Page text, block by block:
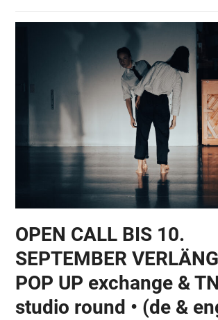
OPEN CALL BIS 10.
SEPTEMBER
POP UP exchange &
studio round • (de &